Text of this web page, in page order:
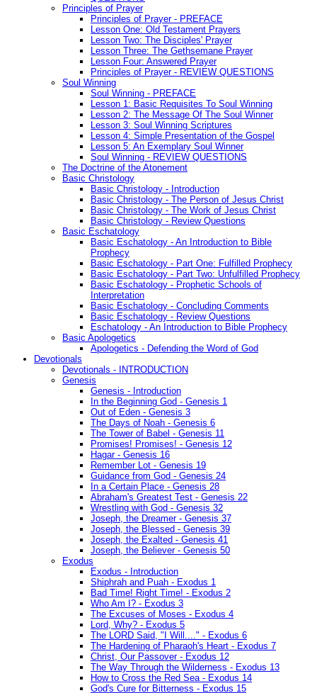
Principles of Prayer
Principles of Prayer - PREFACE
Lesson One: Old Testament Prayers
Lesson Two: The Disciples' Prayer
Lesson Three: The Gethsemane Prayer
Lesson Four: Answered Prayer
Principles of Prayer - REVIEW QUESTIONS
Soul Winning
Soul Winning - PREFACE
Lesson 1: Basic Requisites To Soul Winning
Lesson 2: The Message Of The Soul Winner
Lesson 3: Soul Winning Scriptures
Lesson 4: Simple Presentation of the Gospel
Lesson 5: An Exemplary Soul Winner
Soul Winning - REVIEW QUESTIONS
The Doctrine of the Atonement
Basic Christology
Basic Christology - Introduction
Basic Christology - The Person of Jesus Christ
Basic Christology - The Work of Jesus Christ
Basic Christology - Review Questions
Basic Eschatology
Basic Eschatology - An Introduction to Bible
Prophecy
Basic Eschatology - Part One: Fulfilled Prophecy
Basic Eschatology - Part Two: Unfulfilled Prophecy
Basic Eschatology - Prophetic Schools of
Interpretation
Basic Eschatology - Concluding Comments
Basic Eschatology - Review Questions
Eschatology - An Introduction to Bible Prophecy
Basic Apologetics
Apologetics - Defending the Word of God
Devotionals
Devotionals - INTRODUCTION
Genesis
Genesis - Introduction
In the Beginning God - Genesis 1
Out of Eden - Genesis 3
The Days of Noah - Genesis 6
The Tower of Babel - Genesis 11
Promises! Promises! - Genesis 12
Hagar - Genesis 16
Remember Lot - Genesis 19
Guidance from God - Genesis 24
In a Certain Place - Genesis 28
Abraham's Greatest Test - Genesis 22
Wrestling with God - Genesis 32
Joseph, the Dreamer - Genesis 37
Joseph, the Blessed - Genesis 39
Joseph, the Exalted - Genesis 41
Joseph, the Believer - Genesis 50
Exodus
Exodus - Introduction
Shiphrah and Puah - Exodus 1
Bad Time! Right Time! - Exodus 2
Who Am I? - Exodus 3
The Excuses of Moses - Exodus 4
Lord, Why? - Exodus 5
The LORD Said, "I Will...." - Exodus 6
The Hardening of Pharaoh's Heart - Exodus 7
Christ, Our Passover - Exodus 12
The Way Through the Wilderness - Exodus 13
How to Cross the Red Sea - Exodus 14
God's Cure for Bitterness - Exodus 15